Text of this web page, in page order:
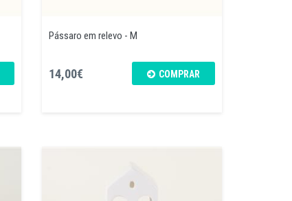
Pássaro em relevo - M
14,00€ COMPRAR